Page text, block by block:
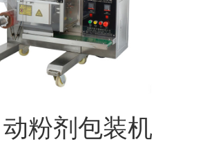
粉剂包装机